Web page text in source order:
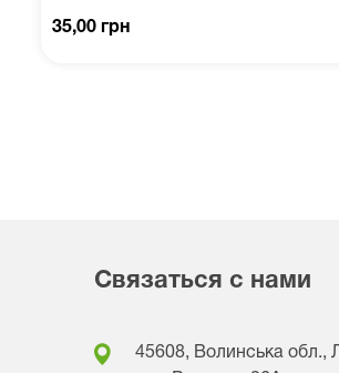
35,00 грн
Связаться с нами
45608, Волинська обл.,